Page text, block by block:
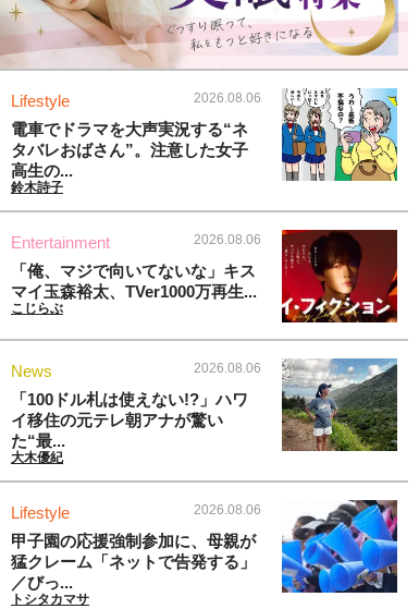
Lifestyle 2026.08.06
電車でドラマを大声実況する“ネ
タバレおばさん”。注意した女子
高生の...
鈴木詩子
Entertainment 2026.08.06
「俺、マジで向いてないな」キス
マイ玉森裕太、TVer1000万再生...
こじらぶ
News 2026.08.06
「100ドル札は使えない!?」ハワ
イ移住の元テレ朝アナが驚い
た“最...
大木優紀
Lifestyle 2026.08.06
甲子園の応援強制参加に、母親が
猛クレーム「ネットで告発する」
／びっ...
トシタカマサ